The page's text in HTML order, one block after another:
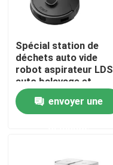
Au sujet de nous
Visite d'usine
Contrôle de qualité
aspirateur de robot
Spécial station de
déchets auto vide
robot aspirateur LDS
auto balayage et
nettoyage
envoyer une